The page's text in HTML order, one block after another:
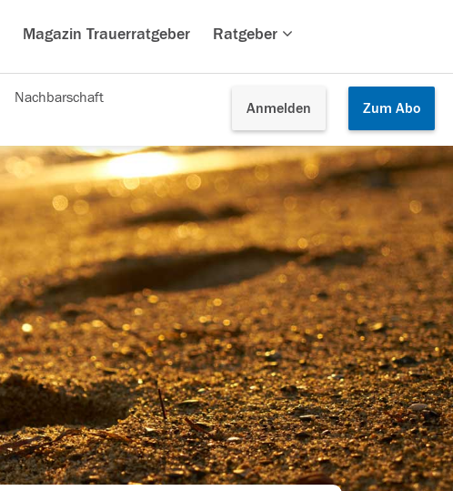
Magazin Trauerratgeber Ratgeber
Anmelden Zum Abo
Nachbarschaft